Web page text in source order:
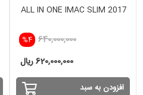
ALL IN ONE IMAC SLIM 2017
%4 640,000,000
620,000,000 ریال
افزودن به سبد